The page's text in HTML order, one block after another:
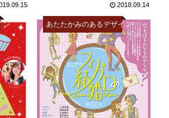
2018.09.14
ン あたたかみのあるデザイン